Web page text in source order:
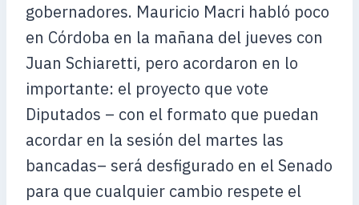
gobernadores. Mauricio Macri habló poco
en Córdoba en la mañana del jueves con
Juan Schiaretti, pero acordaron en lo
importante: el proyecto que vote
Diputados – con el formato que puedan
acordar en la sesión del martes las
bancadas– será desfigurado en el Senado
para que cualquier cambio respete el